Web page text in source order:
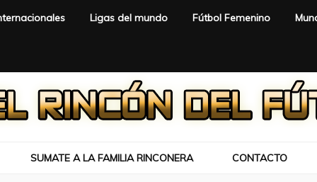
Ligas del mundo Fútbol Femenino
SUMATE A LA FAMILIA RINCONERA CONTACTO